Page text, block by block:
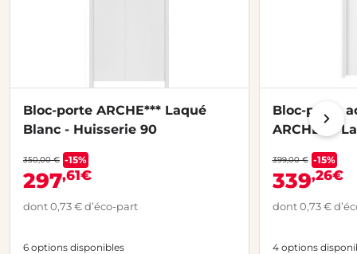
Bloc-porte ARCHE*** Laqué
Blanc - Huisserie 90
350,00 € -15%
297,61€
dont 0,73 € d’éco-part
6 options disponibles
Bloc-porte
ARCHE***
chantier
399,00 € -15%
339,26€
dont 0,73 €
4 options